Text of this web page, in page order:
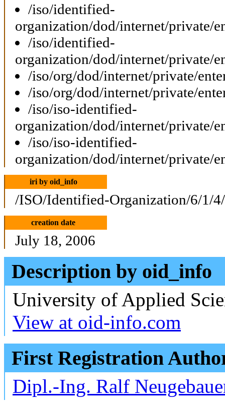
/iso/identified-
organization/dod/internet/private/
/iso/identified-
organization/dod/internet/private/
/iso/org/dod/internet/private/
/iso/org/dod/internet/private/
/iso/iso-identified-
organization/dod/internet/private/
/iso/iso-identified-
organization/dod/internet/private/
iri by oid_info
/ISO/Identified-Organization/6/1/
creation date
July 18, 2006
Description by oid_info
University of Applied
View at oid-info.com
First Registration
Dipl.-Ing. Ralf